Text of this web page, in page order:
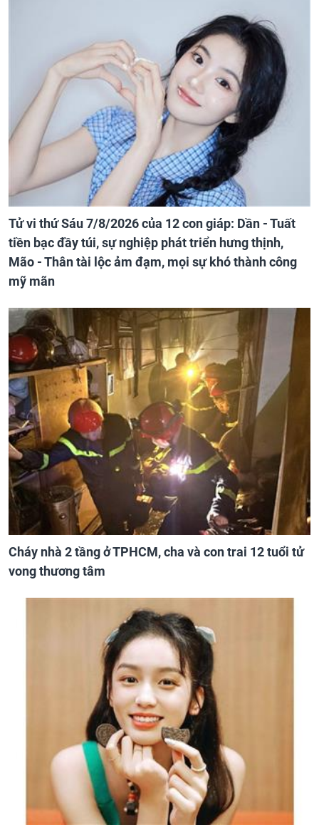
Tử vi thứ Sáu 7/8/2026 của 12 con giáp: Dần - Tuất
tiền bạc đầy túi, sự nghiệp phát triển hưng thịnh,
Mão - Thân tài lộc ảm đạm, mọi sự khó thành công
mỹ mãn
Cháy nhà 2 tầng ở TPHCM, cha và con trai 12 tuổi tử
vong thương tâm